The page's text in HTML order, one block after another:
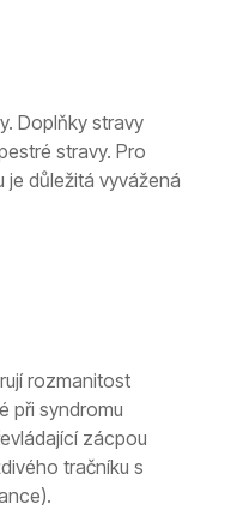
Doplňky stravy
stravy. Pro
je důležitá vyvážená
rozmanitost
při syndromu
zácpou
tračníku s